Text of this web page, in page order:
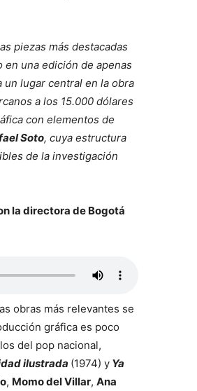
piezas más destacadas
en una edición de apenas
lugar central en la obra
a los 15.000 dólares
con elementos de
Soto, cuya estructura
de la investigación
la directora de Bogotá
obras más relevantes se
gráfica es poco
del pop nacional,
ilustrada (1974) y Ya
, Momo del Villar, Ana